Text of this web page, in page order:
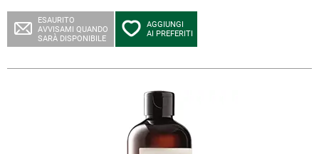
ESAURITO
AVVISAMI QUANDO
SARÀ DISPONIBILE
AGGIUNGI
AI PREFERITI